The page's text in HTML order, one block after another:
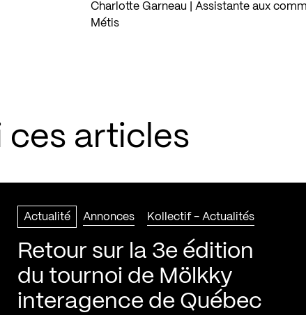
Charlotte Garneau | Assistante aux
Métis
ces articles
Actualité Annonces Kollectif - Actualités
Retour sur la 3e édition
du tournoi de Mölkky
interagence de Québec